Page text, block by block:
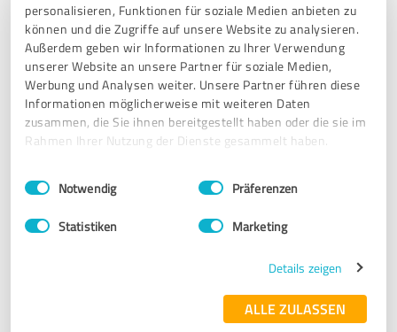
personalisieren, Funktionen für soziale Medien anbieten zu
können und die Zugriffe auf unsere Website zu analysieren.
Außerdem geben wir Informationen zu Ihrer Verwendung
unserer Website an unsere Partner für soziale Medien,
Werbung und Analysen weiter. Unsere Partner führen diese
Informationen möglicherweise mit weiteren Daten
zusammen, die Sie ihnen bereitgestellt haben oder die sie im
Rahmen Ihrer Nutzung der Dienste gesammelt haben.
Impressum Datenschutzbestimmungen
Einwilligungsauswahl
Notwendig Präferenzen
Statistiken Marketing
Details zeigen
ALLE ZULASSEN
Das gibt ein großes Gefühl von Sicherheit und Ruhe.
Auch habe ich die Beine und ihre Möglichkeiten, v.a. inkl.
Po und Hocke und Hockengang ... neu entdeckt. Herrlich!!!
Man hat noch sehr lange von dem Input dieses
Wochenendes.
Bewegungs- und Haltungsgewohnheiten anzupassen.
Ich liebe das, hier zu verfeinern und immer genauer
Und genau dafür ist Astrid der perfekte Coach.